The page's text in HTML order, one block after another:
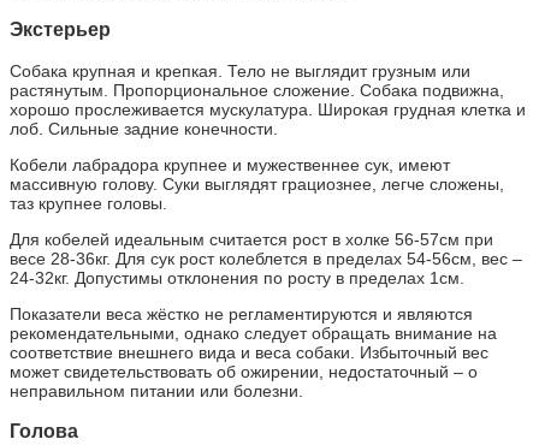
Экстерьер
Собака крупная и крепкая. Тело не выглядит грузным или
растянутым. Пропорциональное сложение. Собака подвижна,
хорошо прослеживается мускулатура. Широкая грудная клетка и
лоб. Сильные задние конечности.
Кобели лабрадора крупнее и мужественнее сук, имеют
массивную голову. Суки выглядят грациознее, легче сложены,
таз крупнее головы.
Для кобелей идеальным считается рост в холке 56-57см при
весе 28-36кг. Для сук рост колеблется в пределах 54-56см, вес –
24-32кг. Допустимы отклонения по росту в пределах 1см.
Показатели веса жёстко не регламентируются и являются
рекомендательными, однако следует обращать внимание на
соответствие внешнего вида и веса собаки. Избыточный вес
может свидетельствовать об ожирении, недостаточный – о
неправильном питании или болезни.
Голова